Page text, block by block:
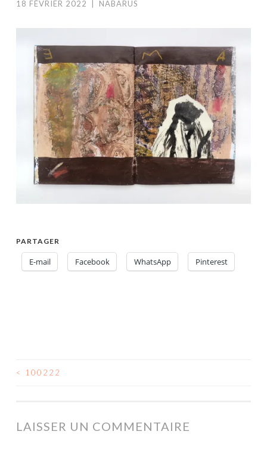
18 FÉVRIER 2022 NABARUS
PARTAGER
E-mail Facebook WhatsApp Pinterest
NAVIGATION
ARTICLES
< 100222
LAISSER UN COMMENTAIRE